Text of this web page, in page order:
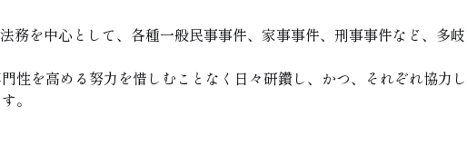
を中心として、各種一般民事事件、家事事件、刑事事件など、多
性を高める努力を惜しむことなく日々研鑽し、かつ、それぞれ協力
。